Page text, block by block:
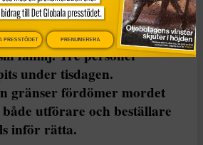
journalisten Cristian
Nariño sköts i lördags
familj. Tre personer
under tisdagen.
gränser fördömer mordet
utförare och beställare
inför rätta.
PRESSTÖDET PRENUMERERA